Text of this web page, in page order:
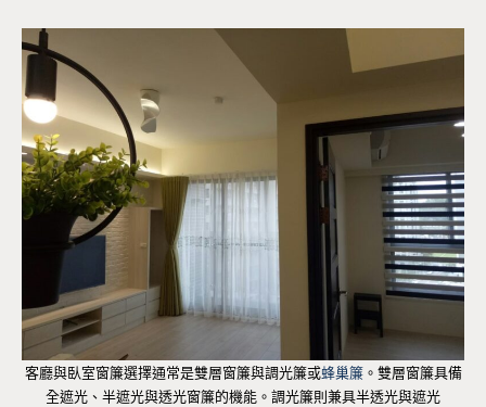
客廳與臥室窗簾選擇通常是雙層窗簾與調光簾或蜂巢簾。雙層窗簾具備
全遮光、半遮光與透光窗簾的機能。調光簾則兼具半透光與遮光